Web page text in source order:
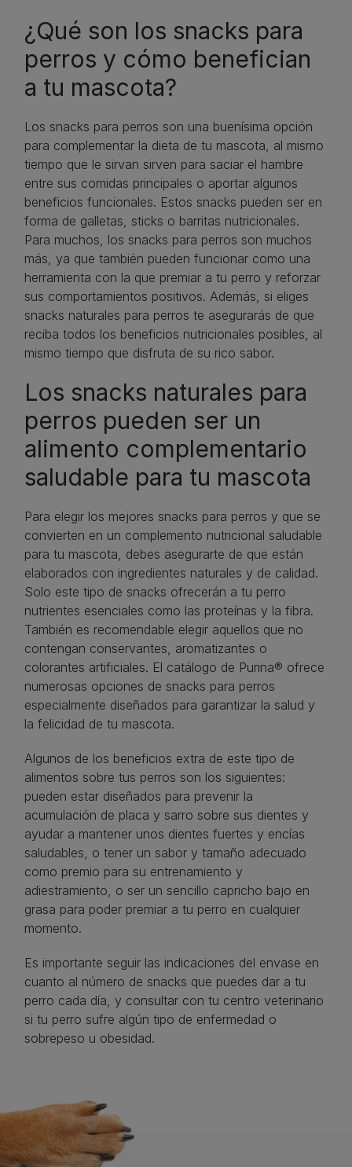
¿Qué son los snacks para
perros y cómo benefician
a tu mascota?
Los snacks para perros son una buenísima opción
para complementar la dieta de tu mascota, al mismo
tiempo que le sirvan sirven para saciar el hambre
entre sus comidas principales o aportar algunos
beneficios funcionales. Estos snacks pueden ser en
forma de galletas, sticks o barritas nutricionales.
Para muchos, los snacks para perros son muchos
más, ya que también pueden funcionar como una
herramienta con la que premiar a tu perro y reforzar
sus comportamientos positivos. Además, si eliges
snacks naturales para perros te asegurarás de que
reciba todos los beneficios nutricionales posibles, al
mismo tiempo que disfruta de su rico sabor.
Los snacks naturales para
perros pueden ser un
alimento complementario
saludable para tu mascota
Para elegir los mejores snacks para perros y que se
convierten en un complemento nutricional saludable
para tu mascota, debes asegurarte de que están
elaborados con ingredientes naturales y de calidad.
Solo este tipo de snacks ofrecerán a tu perro
nutrientes esenciales como las proteínas y la fibra.
También es recomendable elegir aquellos que no
contengan conservantes, aromatizantes o
colorantes artificiales. El catálogo de Purina® ofrece
numerosas opciones de snacks para perros
especialmente diseñados para garantizar la salud y
la felicidad de tu mascota.
Algunos de los beneficios extra de este tipo de
alimentos sobre tus perros son los siguientes:
pueden estar diseñados para prevenir la
acumulación de placa y sarro sobre sus dientes y
ayudar a mantener unos dientes fuertes y encías
saludables, o tener un sabor y tamaño adecuado
como premio para su entrenamiento y
adiestramiento, o ser un sencillo capricho bajo en
grasa para poder premiar a tu perro en cualquier
momento.
Es importante seguir las indicaciones del envase en
cuanto al número de snacks que puedes dar a tu
perro cada día, y consultar con tu centro veterinario
si tu perro sufre algún tipo de enfermedad o
sobrepeso u obesidad.